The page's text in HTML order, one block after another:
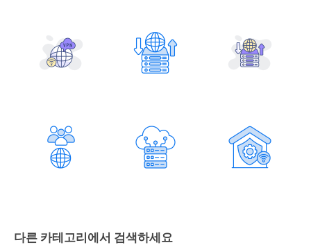
다른 카테고리에서 검색하세요